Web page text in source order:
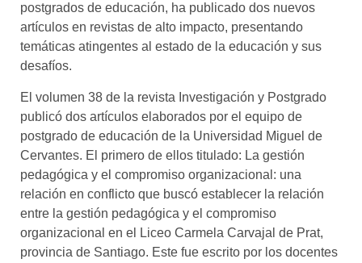
postgrados de educación, ha publicado dos nuevos
artículos en revistas de alto impacto, presentando
temáticas atingentes al estado de la educación y sus
desafíos.
El volumen 38 de la revista Investigación y Postgrado
publicó dos artículos elaborados por el equipo de
postgrado de educación de la Universidad Miguel de
Cervantes. El primero de ellos titulado: La gestión
pedagógica y el compromiso organizacional: una
relación en conflicto que buscó establecer la relación
entre la gestión pedagógica y el compromiso
organizacional en el Liceo Carmela Carvajal de Prat,
provincia de Santiago. Este fue escrito por los docentes